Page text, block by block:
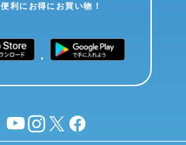
便利にお得にお買い物！
YouTubeinstagram
X facebook